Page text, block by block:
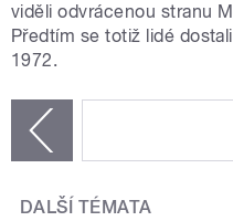
viděli odvrácenou stranu
Předtím se totiž lidé
1972.
DALŠÍ TÉMATA